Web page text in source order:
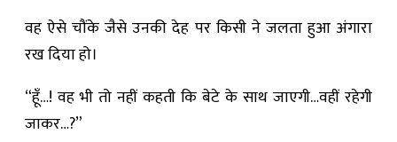
वह ऐसे चौंके जैसे उनकी देह पर किसी ने जलता हुआ अंगारा
रख दिया हो।
“हूँ…! वह भी तो नहीं कहती कि बेटे के साथ जाएगी…वहीं रहेगी
जाकर…?”